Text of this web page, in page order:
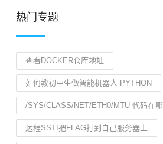
热门专题
查看DOCKER仓库地址
如何教初中生做智能机器人 PYTHON
/SYS/CLASS/NET/ETH0/MTU 代码在哪
远程SSTI把FLAG打到自己服务器上